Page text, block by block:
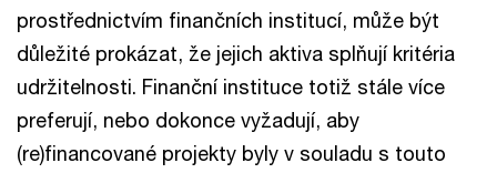
prostřednictvím finančních institucí, může být
důležité prokázat, že jejich aktiva splňují kritéria
udržitelnosti. Finanční instituce totiž stále více
preferují, nebo dokonce vyžadují, aby
(re)financované projekty byly v souladu s touto